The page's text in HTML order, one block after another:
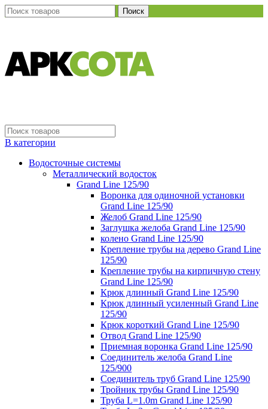
Поиск
В категории
Водосточные системы
Металлический водосток
Grand Line 125/90
Воронка для одиночной установки
Grand Line 125/90
Желоб Grand Line 125/90
Заглушка желоба Grand Line 125/90
колено Grand Line 125/90
Крепление трубы на дерево Grand Line
125/90
Крепление трубы на кирпичную стену
Grand Line 125/90
Крюк длинный Grand Line 125/90
Крюк длинный усиленный Grand Line
125/90
Крюк короткий Grand Line 125/90
Отвод Grand Line 125/90
Приемная воронка Grand Line 125/90
Соединитель желоба Grand Line
125/900
Соединитель труб Grand Line 125/90
Тройник трубы Grand Line 125/90
Труба L=1.0m Grand Line 125/90